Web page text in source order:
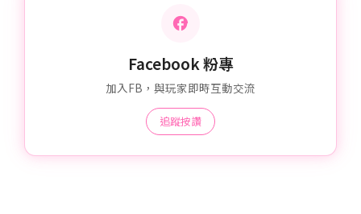
Facebook 粉專
加入FB，與玩家即時互動交流
追蹤按讚